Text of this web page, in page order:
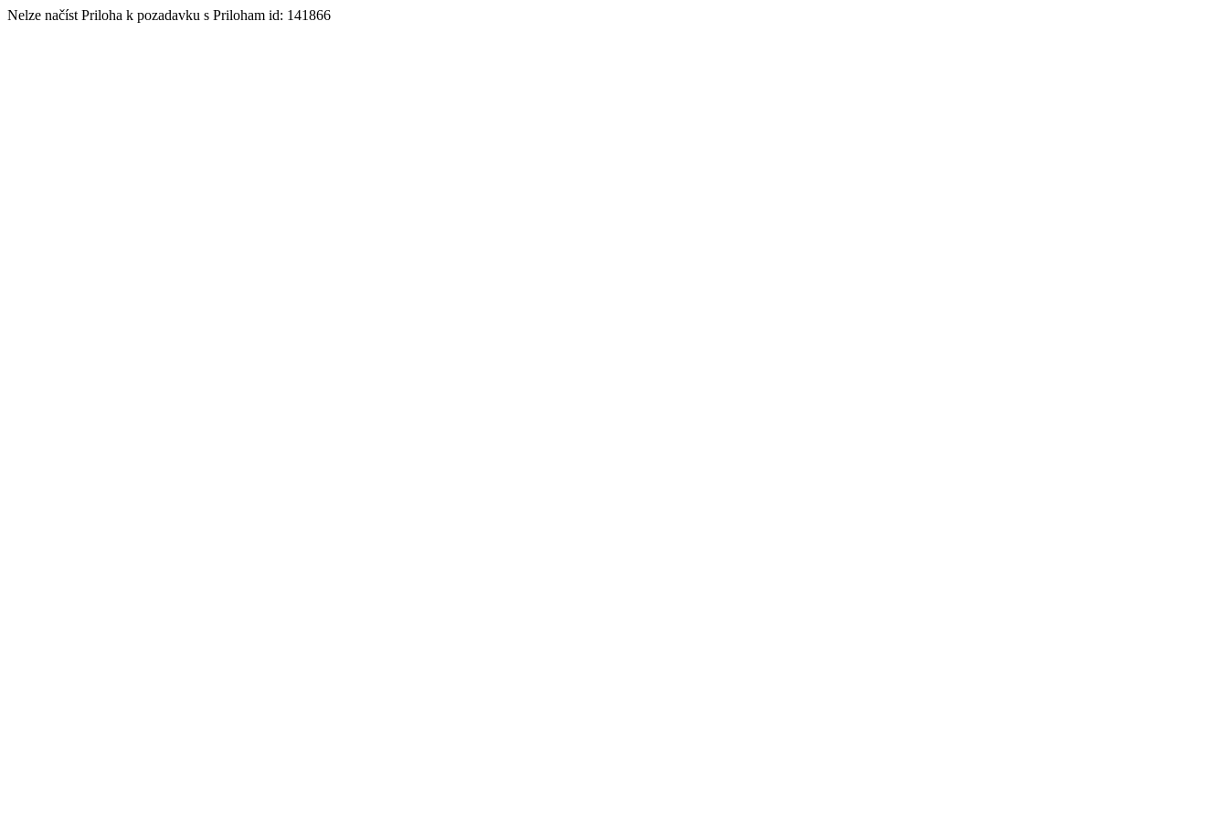
Nelze načíst Priloha k pozadavku s Priloham id: 141866